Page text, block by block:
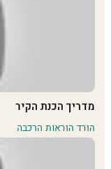
מדריך הכנת הקיר
הורד הוראות הרכבה